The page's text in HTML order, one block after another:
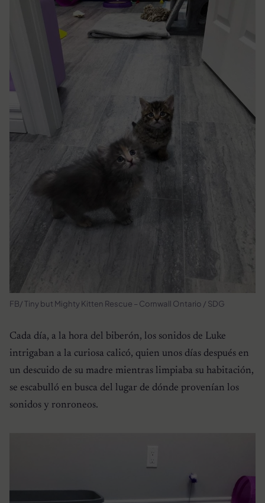
FB/ Tiny but Mighty Kitten Rescue – Cornwall Ontario / SDG
Cada día, a la hora del biberón, los sonidos de Luke
intrigaban a la curiosa calicó, quien unos días después en
un descuido de su madre mientras limpiaba su habitación,
se escabulló en busca del lugar de dónde provenían los
sonidos y ronroneos.